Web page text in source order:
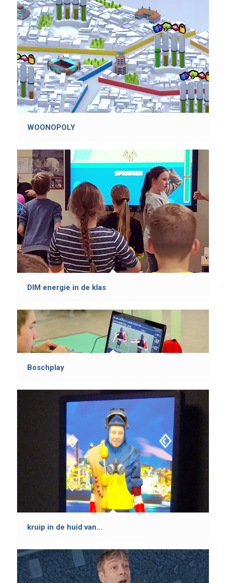
WOONOPOLY
DIM energie in de klas
Boschplay
kruip in de huid van…